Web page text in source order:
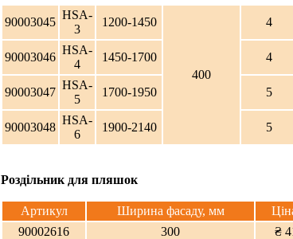
90003045
HSA-
3
1200-1450
400
4
90003046
HSA-
4
1450-1700 4
90003047
HSA-
5
1700-1950 5
90003048
HSA-
6
1900-2140 5
Роздільник для пляшок
Артикул Ширина фасаду, мм
90002616
300
₴